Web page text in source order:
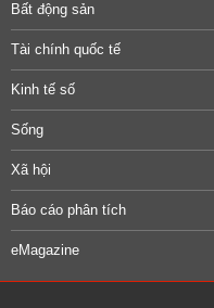
Bất động sản
Tài chính quốc tế
Kinh tế số
Sống
Xã hội
Báo cáo phân tích
eMagazine